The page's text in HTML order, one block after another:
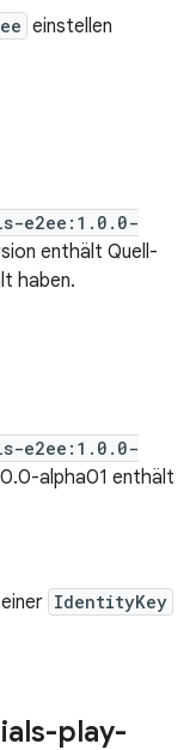
einstellen
e2ee:1.0.0-
enthält Quell-
haben.
e2ee:1.0.0-
alpha01 enthält
IdentityKey
play-